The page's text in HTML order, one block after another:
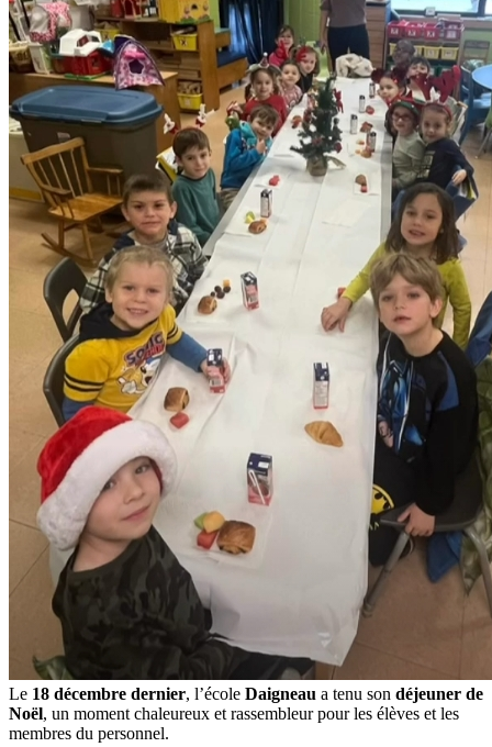
Le 18 décembre dernier, l’école Daigneau a tenu son déjeuner de
Noël, un moment chaleureux et rassembleur pour les élèves et les
membres du personnel.